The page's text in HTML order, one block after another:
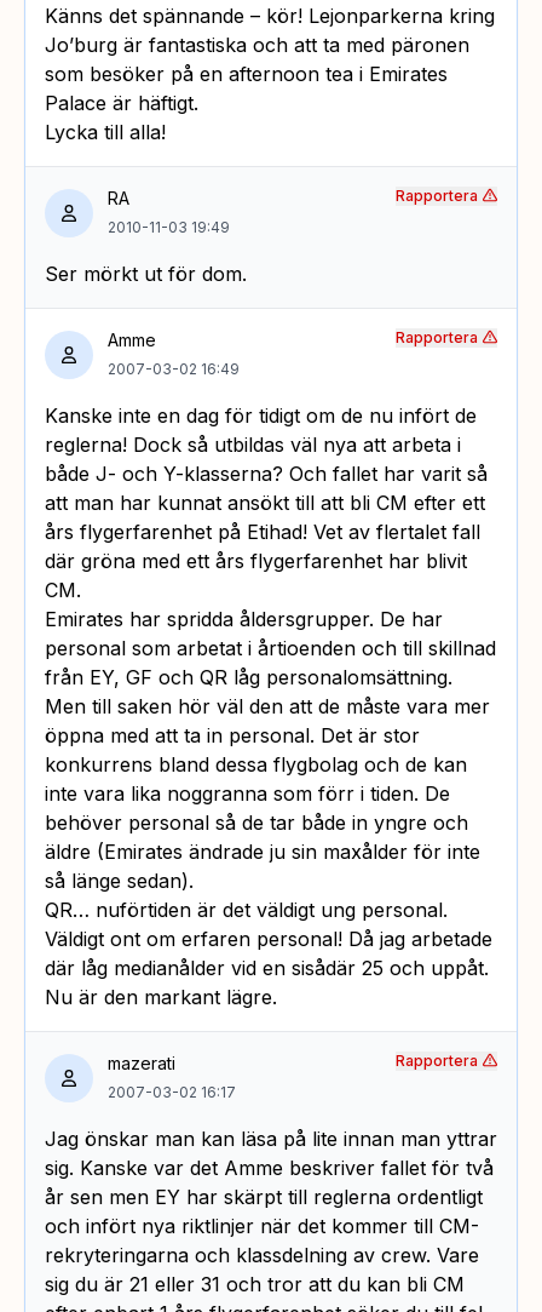
Känns det spännande – kör! Lejonparkerna kring
Jo’burg är fantastiska och att ta med päronen
som besöker på en afternoon tea i Emirates
Palace är häftigt.
Lycka till alla!
RA
2010-11-03 19:49
Ser mörkt ut för dom.
Rapportera
Amme
2007-03-02 16:49
Kanske inte en dag för tidigt om de nu infört de
reglerna! Dock så utbildas väl nya att arbeta i
både J- och Y-klasserna? Och fallet har varit så
att man har kunnat ansökt till att bli CM efter ett
års flygerfarenhet på Etihad! Vet av flertalet fall
där gröna med ett års flygerfarenhet har blivit
CM.
Emirates har spridda åldersgrupper. De har
personal som arbetat i årtioenden och till skillnad
från EY, GF och QR låg personalomsättning.
Men till saken hör väl den att de måste vara mer
öppna med att ta in personal. Det är stor
konkurrens bland dessa flygbolag och de kan
inte vara lika noggranna som förr i tiden. De
behöver personal så de tar både in yngre och
äldre (Emirates ändrade ju sin maxålder för inte
så länge sedan).
QR… nuförtiden är det väldigt ung personal.
Väldigt ont om erfaren personal! Då jag arbetade
där låg medianålder vid en sisådär 25 och uppåt.
Nu är den markant lägre.
Rapportera
mazerati
2007-03-02 16:17
Jag önskar man kan läsa på lite innan man yttrar
sig. Kanske var det Amme beskriver fallet för två
år sen men EY har skärpt till reglerna ordentligt
och infört nya riktlinjer när det kommer till CM-
rekryteringarna och klassdelning av crew. Vare
sig du är 21 eller 31 och tror att du kan bli CM
Rapportera